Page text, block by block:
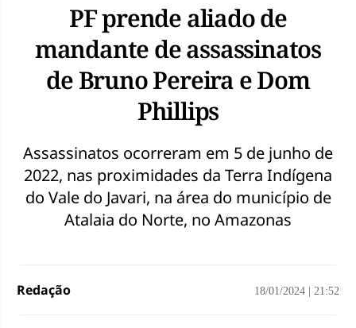
PF prende aliado de
mandante de assassinatos
de Bruno Pereira e Dom
Phillips
Assassinatos ocorreram em 5 de junho de
2022, nas proximidades da Terra Indígena
do Vale do Javari, na área do município de
Atalaia do Norte, no Amazonas
Redação 18/01/2024 21:52